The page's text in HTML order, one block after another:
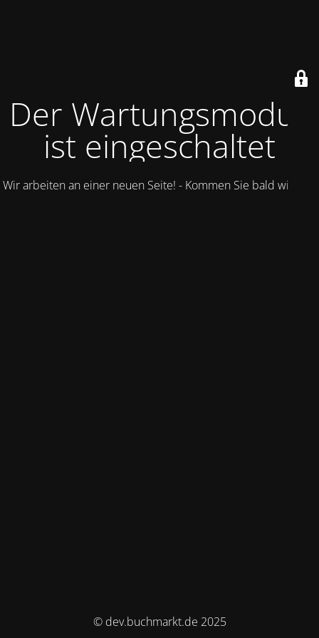
Der Wartungsmodus
ist eingeschaltet
Wir arbeiten an einer neuen Seite! - Kommen Sie bald wieder.
© dev.buchmarkt.de 2025